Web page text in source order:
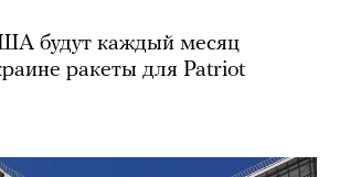
будут каждый месяц
ракеты для Patriot